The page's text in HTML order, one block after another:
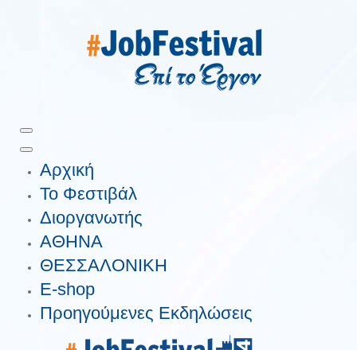
Αρχική
Το Φεστιβάλ
Διοργανωτής
ΑΘΗΝΑ
ΘΕΣΣΑΛΟΝΙΚΗ
E-shop
Προηγούμενες Εκδηλώσεις